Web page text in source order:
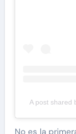
A post shared
No es la